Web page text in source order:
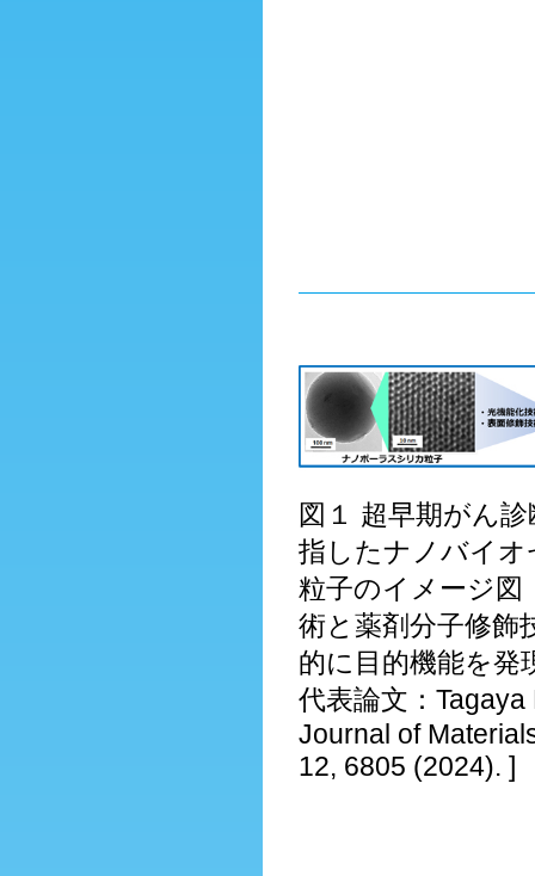
図１ 超早期がん
指したナノバイ
粒子のイメージ図
術と薬剤分子修飾
的に目的機能を発
代表論文：Tagaya
Journal of
12, 6805 (2024). ]